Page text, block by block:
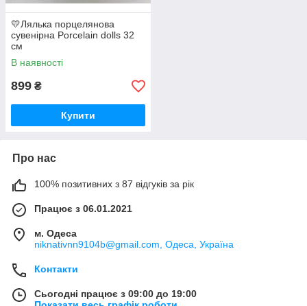
💛Лялька порцелянова
сувенірна Porcelain dolls 32
см
В наявності
899 ₴
Купити
Про нас
100% позитивних з 87 відгуків за рік
Працює з 06.01.2021
м. Одеса
niknativnn9104b@gmail.com, Одеса, Україна
Контакти
Сьогодні працює з 09:00 до 19:00